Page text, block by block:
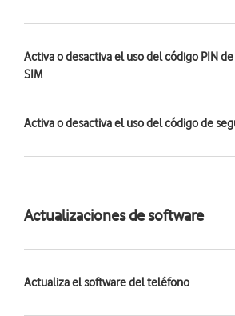
Activa o desactiva el uso del código PIN
SIM
Activa o desactiva el uso del código de
Actualizaciones de software
Actualiza el software del teléfono